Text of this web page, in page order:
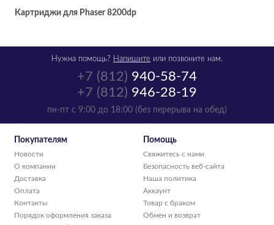
Картриджи для Phaser 8200dp
+7 (812) 940-58-74
+7 (812) 946-28-19
пн-пт с 9:00 до 18:00 (без перерыва на обед)
Нужна помощь? Напишите или позвоните нам.
Покупателям
Новости
О компании
Доставка
Оплата
Контакты
Порядок оформления заказа
Помощь
Свяжитесь с нами
Безопасность веб-сайта
Наша политика
Аккаунт
Товар с браком
Обмен и возврат